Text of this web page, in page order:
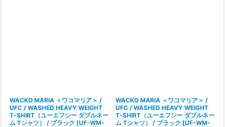
WACKO MARIA ＜ワコマリア＞ /
UFC / WASHED HEAVY WEIGHT
T-SHIRT（ユーエフシー ダブルネー
ム Tシャツ） / ブラック [UF-WM-
WACKO MARIA ＜ワコマリア＞ /
UFC / WASHED HEAVY WEIGHT
T-SHIRT（ユーエフシー ダブルネー
ム Tシャツ） / ブラック [UF-WM-